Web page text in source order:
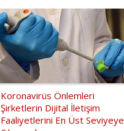
Koronavirüs Önlemleri
Şirketlerin Dijital İletişim
Faaliyetlerini En Üst Seviyeye